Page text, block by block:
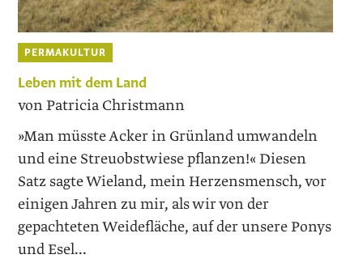
PERMAKULTUR
Leben mit dem Land
von Patricia Christmann
»Man müsste Acker in Grünland umwandeln
und eine Streuobstwiese pflanzen!« Diesen
Satz sagte Wieland, mein Herzensmensch, vor
einigen Jahren zu mir, als wir von der
gepachteten Weidefläche, auf der unsere Ponys
und Esel...